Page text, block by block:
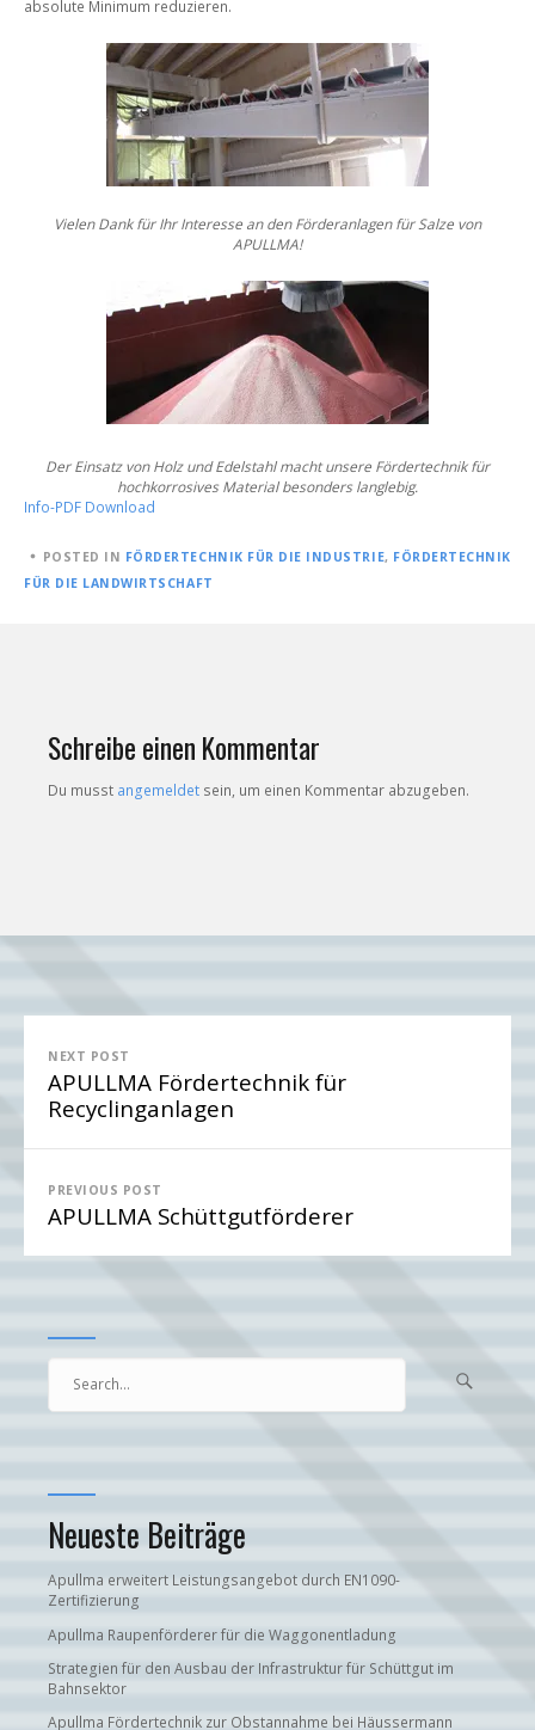
absolute Minimum reduzieren.
Vielen Dank für Ihr Interesse an den Förderanlagen fürSalze von
APULLMA!
Der Einsatz von Holz und Edelstahl macht unsere Fördertechnikfür
hochkorrosives Material besonders langlebig.
Info-PDF Download
POSTED
ON
POSTED IN FÖRDERTECHNIK FÜR DIE INDUSTRIE, FÖRDERTECHNIK
FÜR DIE LANDWIRTSCHAFT
Schreibe einen Kommentar
Du musst angemeldet sein, um einen Kommentar abzugeben.
NEXT POST
APULLMA Fördertechnik für
Recyclinganlagen
PREVIOUS POST
APULLMA Schüttgutförderer
for...

Neueste Beiträge
Apullma erweitert Leistungsangebot durch EN1090-
Zertifizierung
Apullma Raupenförderer für die Waggonentladung
Strategien für den Ausbau der Infrastruktur für Schüttgut im
Bahnsektor
Apullma Fördertechnik zur Obstannahme bei Häussermann